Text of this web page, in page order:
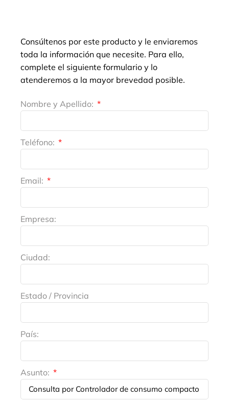
Consúltenos por este producto y le enviaremos
toda la información que necesite. Para ello,
complete el siguiente formulario y lo
atenderemos a la mayor brevedad posible.
Nombre y Apellido:
Teléfono:
Email:
Empresa:
Ciudad:
Estado / Provincia
País:
Asunto: